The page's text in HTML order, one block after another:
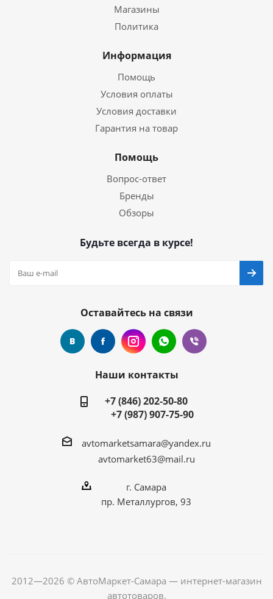
Магазины
Политика
Информация
Помощь
Условия оплаты
Условия доставки
Гарантия на товар
Помощь
Вопрос-ответ
Бренды
Обзоры
Будьте всегда в курсе!
Оставайтесь на связи
Наши контакты
+7 (846) 202-50-80
+7 (987) 907-75-90
avtomarketsamara@yandex.ru
avtomarket63@mail.ru
г. Самара
пр. Металлургов, 93
2012—2026 © АвтоМаркет-Самара — интернет-магазин
автотоваров.